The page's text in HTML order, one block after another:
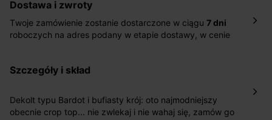
Dostawa i zwroty
Twoje zamówienie zostanie dostarczone w ciągu 7 dni
roboczych na adres podany w etapie dostawy, w cenie
pośrednictwem DHL Express.
roboczych do wybranego przez Ciebie paczkomatu , a
koszt przesyłki wynosi 9,40 zł.
szczegóły i skład
Dekolt typu Bardot i bufiasty krój: oto najmodniejszy
obecnie crop top... nie zwlekaj i nie wahaj się, zamów go